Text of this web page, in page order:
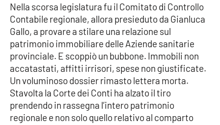
Editoriali
VIDEO
Ambiente
Cronaca
Cultura
Nella scorsa legislatura fu il Comitato di Controllo
Contabile regionale, allora presieduto da Gianluca
Gallo, a provare a stilare una relazione sul
patrimonio immobiliare delle Aziende sanitarie
provinciale. E scoppiò un bubbone. Immobili non
accatastati, affitti irrisori, spese non giustificate.
Un voluminoso dossier rimasto lettera morta.
Stavolta la Corte dei Conti ha alzato il tiro
prendendo in rassegna l’intero patrimonio
regionale e non solo quello relativo al comparto